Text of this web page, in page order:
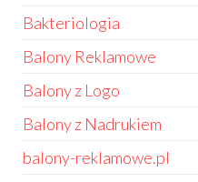
Bakteriologia
Balony Reklamowe
Balony z Logo
Balony z Nadrukiem
balony-reklamowe.pl